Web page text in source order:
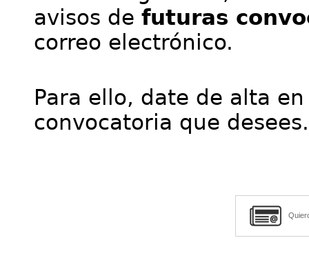
avisos de futuras
correo electrónico.
Para ello, date de alta
convocatoria que desees.